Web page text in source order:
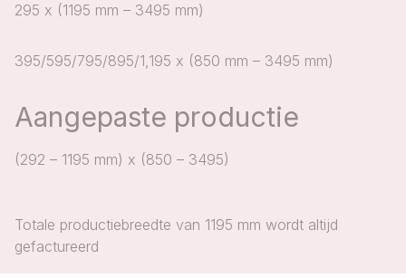
295 x (1195 mm – 3495 mm)
395/595/795/895/1,195 x (850 mm – 3495 mm)
Aangepaste productie
(292 – 1195 mm) x (850 – 3495)
Totale productiebreedte van 1195 mm wordt altijd
gefactureerd